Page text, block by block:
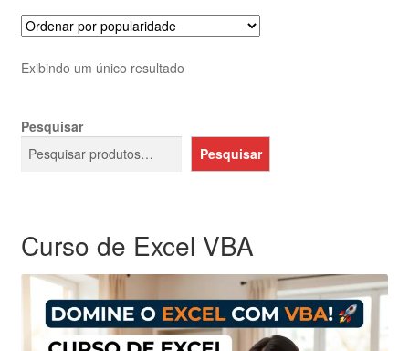
Exibindo um único resultado
Pesquisar
Pesquisar
Curso de Excel VBA